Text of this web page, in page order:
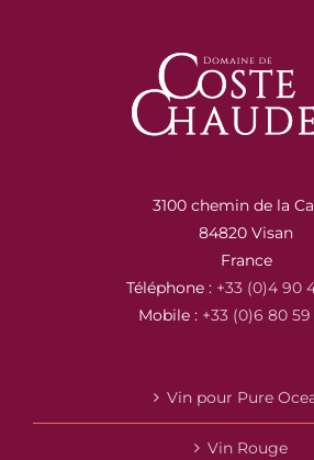
3100 chemin de la
84820 Visan
France
Téléphone : +33 (0)4 90
Mobile : +33 (0)6 80 59
Vin pour Pure
Vin Rouge